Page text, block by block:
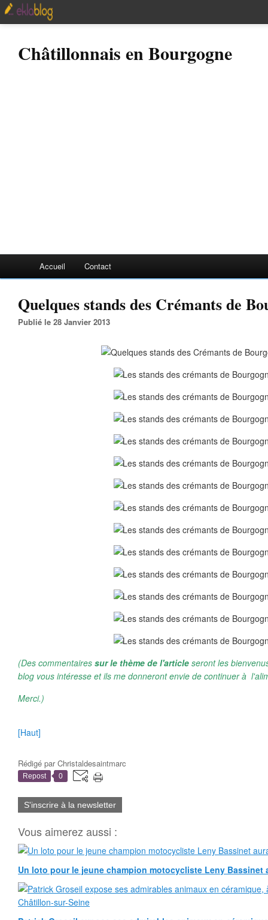
Châtillonnais en Bourgogne
Accueil Contact
Quelques stands des Crémants de
Publié le 28 Janvier 2013
(Des commentaires sur le thème de l'article seront les
blog vous intéresse et ils me donneront envie de continuer à
Merci.)
[Haut]
Rédigé parChristaldesaintmarc
Repost 0
S'inscrire à la newsletter
Vous aimerez aussi :
Un loto pour le jeune champion motocycliste Leny Bassinet